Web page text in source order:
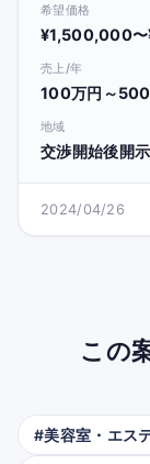
希望価格
¥1,500,000
売上/年
100万円～
地域
交渉開始後開示
2024/04/26
この
#美容室・エス